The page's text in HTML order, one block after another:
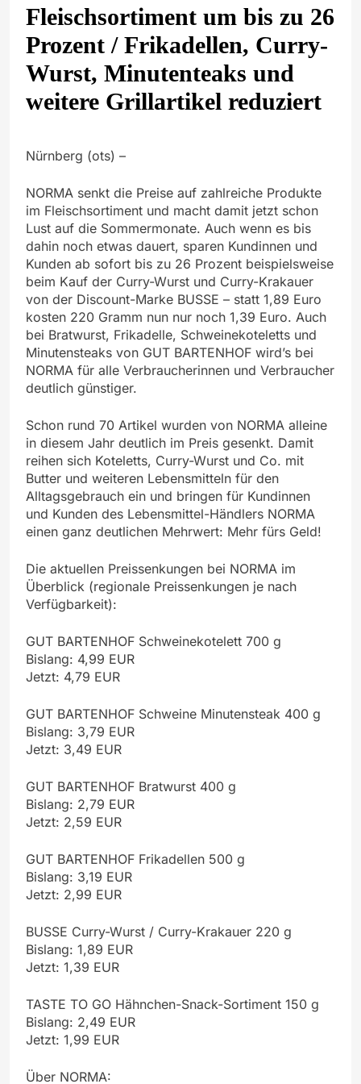
Fleischsortiment um bis zu 26
Prozent / Frikadellen, Curry-
Wurst, Minutenteaks und
weitere Grillartikel reduziert
Nürnberg (ots) –
NORMA senkt die Preise auf zahlreiche Produkte
im Fleischsortiment und macht damit jetzt schon
Lust auf die Sommermonate. Auch wenn es bis
dahin noch etwas dauert, sparen Kundinnen und
Kunden ab sofort bis zu 26 Prozent beispielsweise
beim Kauf der Curry-Wurst und Curry-Krakauer
von der Discount-Marke BUSSE – statt 1,89 Euro
kosten 220 Gramm nun nur noch 1,39 Euro. Auch
bei Bratwurst, Frikadelle, Schweinekoteletts und
Minutensteaks von GUT BARTENHOF wird’s bei
NORMA für alle Verbraucherinnen und Verbraucher
deutlich günstiger.
Schon rund 70 Artikel wurden von NORMA alleine
in diesem Jahr deutlich im Preis gesenkt. Damit
reihen sich Koteletts, Curry-Wurst und Co. mit
Butter und weiteren Lebensmitteln für den
Alltagsgebrauch ein und bringen für Kundinnen
und Kunden des Lebensmittel-Händlers NORMA
einen ganz deutlichen Mehrwert: Mehr fürs Geld!
Die aktuellen Preissenkungen bei NORMA im
Überblick (regionale Preissenkungen je nach
Verfügbarkeit):
GUT BARTENHOF Schweinekotelett 700 g
Bislang: 4,99 EUR
Jetzt: 4,79 EUR
GUT BARTENHOF Schweine Minutensteak 400 g
Bislang: 3,79 EUR
Jetzt: 3,49 EUR
GUT BARTENHOF Bratwurst 400 g
Bislang: 2,79 EUR
Jetzt: 2,59 EUR
GUT BARTENHOF Frikadellen 500 g
Bislang: 3,19 EUR
Jetzt: 2,99 EUR
BUSSE Curry-Wurst / Curry-Krakauer 220 g
Bislang: 1,89 EUR
Jetzt: 1,39 EUR
TASTE TO GO Hähnchen-Snack-Sortiment 150 g
Bislang: 2,49 EUR
Jetzt: 1,99 EUR
Über NORMA: